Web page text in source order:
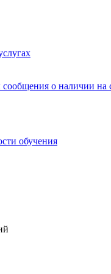
о наличии на
обучения